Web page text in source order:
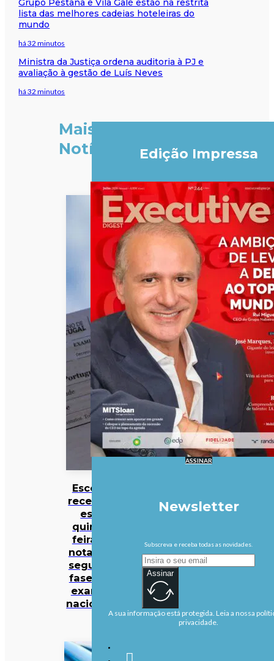
lista das melhores cadeias hoteleiras do
mundo
há 32 minutos
Ministra da Justiça ordena auditoria à PJ e
avaliação à gestão de Luís Neves
há 32 minutos
Mais
Notícias
Escolas
recebem
esta
quinta-
feira as
notas da
segunda
fase dos
exames
nacionais
Edição Impressa
ASSINAR
Newsletter
Subscreva e receba todas as novidades.
Assinar
A sua informação está protegida. Leia a nossa
privacidade.